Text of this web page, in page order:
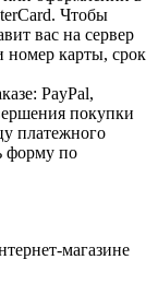
Чтобы
вас на сервер
номер карты, срок
PayPal,
покупки
платежного
форму по
магазине